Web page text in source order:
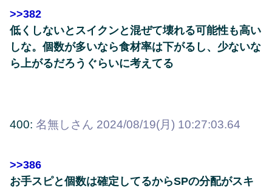
>>382
低くしないとスイクンと混ぜて壊れる可能性も高い
しな。個数が多いなら食材率は下がるし、少ないな
ら上がるだろうぐらいに考えてる
400: 名無しさん 2024/08/19(月) 10:27:03.64
>>386
お手スピと個数は確定してるからSPの分配がスキ